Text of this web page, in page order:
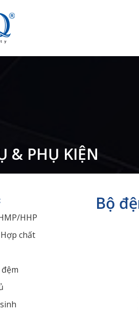
& PHỤ KIỆN
HHP
chất
Bộ